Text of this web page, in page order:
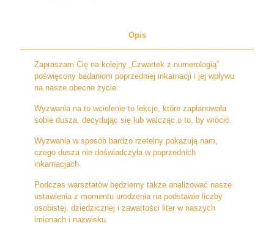
Opis
Zapraszam Cię na kolejny „Czwartek z numerologią”
poświęcony badaniom poprzedniej inkarnacji i jej wpływu
na nasze obecne życie.
Wyzwania na to wcielenie to lekcje, które zaplanowała
sobie dusza, decydując się lub walcząc o to, by wrócić.
Wyzwania w sposób bardzo rzetelny pokazują nam,
czego dusza nie doświadczyła w poprzednich
inkarnacjach.
Podczas warsztatów będziemy także analizować nasze
ustawienia z momentu urodzenia na podstawie liczby
osobistej, dziedzicznej i zawartości liter w naszych
imionach i nazwisku.